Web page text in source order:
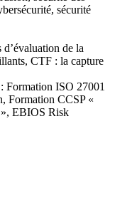
sécurité
de la
CTF : la capture
Formation ISO 27001
Formation CCSP «
EBIOS Risk